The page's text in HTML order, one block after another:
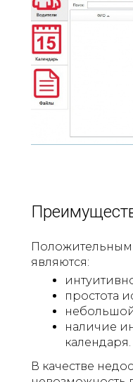
являются:
простота
наличие
календаря.
В качестве